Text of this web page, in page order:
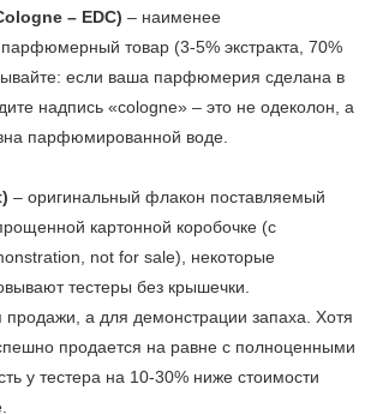
– EDC) – наименее
товар (3-5% экстракта, 70%
если ваша парфюмерия сделана в
надпись «cologne» – это не одеколон, а
парфюмированной воде.
– оригинальный флакон поставляемый
картонной коробочке (с
not for sale), некоторые
тестеры без крышечки.
продажи, а для демонстрации запаха. Хотя
продается на равне с полноценными
у тестера на 10-30% ниже стоимости